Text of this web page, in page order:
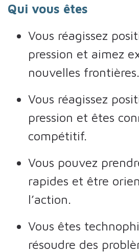
Qui vous êtes
Vous réagissez
pression et aimez
nouvelles frontières.
Vous réagissez
pression et êtes
compétitif.
Vous pouvez
rapides et être
l’action.
Vous êtes
résoudre des